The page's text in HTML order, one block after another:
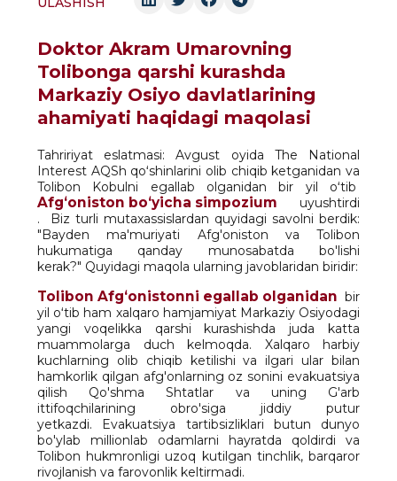
Doktor Akram Umarovning
Tolibonga qarshi kurashda
Markaziy Osiyo davlatlarining
ahamiyati haqidagi maqolasi
Tahririyat eslatmasi: Avgust oyida The National
Interest AQSh qoʻshinlarini olib chiqib ketganidan va
Tolibon Kobulni egallab olganidan bir yil oʻtib
Afgʻoniston boʻyicha simpozium uyushtirdi
. Biz turli mutaxassislardan quyidagi savolni berdik:
"Bayden ma'muriyati Afg'oniston va Tolibon
hukumatiga qanday munosabatda bo'lishi
kerak?" Quyidagi maqola ularning javoblaridan biridir:
Tolibon Afgʻonistonni egallab olganidan bir
yil oʻtib ham xalqaro hamjamiyat Markaziy Osiyodagi
yangi voqelikka qarshi kurashishda juda katta
muammolarga duch kelmoqda. Xalqaro harbiy
kuchlarning olib chiqib ketilishi va ilgari ular bilan
hamkorlik qilgan afg'onlarning oz sonini evakuatsiya
qilish Qo'shma Shtatlar va uning G'arb
ittifoqchilarining obro'siga jiddiy putur
yetkazdi. Evakuatsiya tartibsizliklari butun dunyo
bo'ylab millionlab odamlarni hayratda qoldirdi va
Tolibon hukmronligi uzoq kutilgan tinchlik, barqaror
rivojlanish va farovonlik keltirmadi.